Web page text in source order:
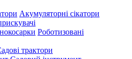
Акумуляторні сікатори
Роботизовані
трактори